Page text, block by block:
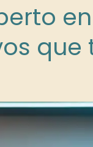
que